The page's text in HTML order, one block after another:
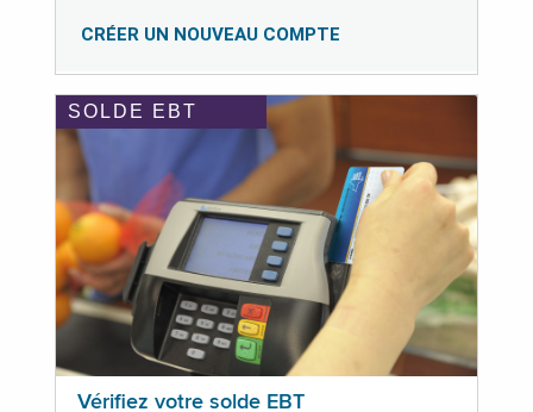
CRÉER UN NOUVEAU COMPTE
SOLDE EBT
Vérifiez votre solde EBT